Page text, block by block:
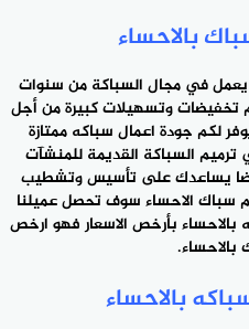
بالاحساء
يعمل في مجال السباكة من سنوات
تخفيضات وتسهيلات كبيرة من أجل
لكم جودة اعمال سباكه ممتازة
ترميم السباكة القديمة للمنشآت
ايضا يساعدك على تأسيس وتشطيب
سباك الاحساء سوف تحصل عميلنا
بأرخص الاسعار فهو ارخص
بالاحساء.
بالاحساء